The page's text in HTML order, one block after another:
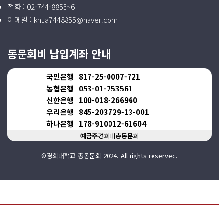
전화 : 02-744-8855~6
이메일 : khua7448855@naver.com
동문회비 납입계좌 안내
국민은행 817-25-0007-721
농협은행 053-01-253561
신한은행 100-018-266960
우리은행 845-203729-13-001
하나은행 178-910012-61604
예금주경희대총동문회
©경희대학교 총동문회 2024. All rights reserved.